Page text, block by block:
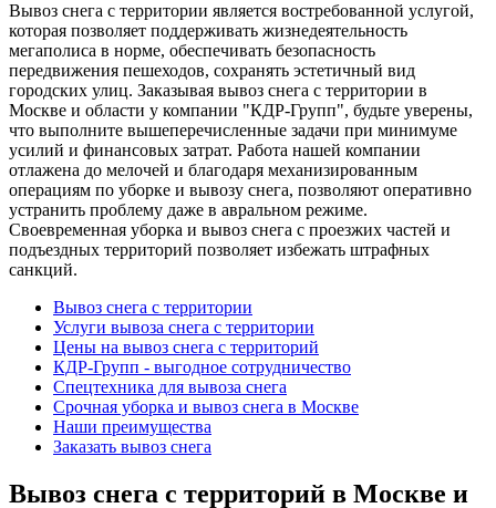
Вывоз снега с территории является востребованной услугой,
которая позволяет поддерживать жизнедеятельность
мегаполиса в норме, обеспечивать безопасность
передвижения пешеходов, сохранять эстетичный вид
городских улиц. Заказывая вывоз снега с территории в
Москве и области у компании "КДР-Групп", будьте уверены,
что выполните вышеперечисленные задачи при минимуме
усилий и финансовых затрат. Работа нашей компании
отлажена до мелочей и благодаря механизированным
операциям по уборке и вывозу снега, позволяют оперативно
устранить проблему даже в авральном режиме.
Своевременная уборка и вывоз снега с проезжих частей и
подъездных территорий позволяет избежать штрафных
санкций.
Вывоз снега с территории
Услуги вывоза снега с территории
Цены на вывоз снега с территорий
КДР-Групп - выгодное сотрудничество
Спецтехника для вывоза снега
Срочная уборка и вывоз снега в Москве
Наши преимущества
Заказать вывоз снега
Вывоз снега с территорий в Москве и